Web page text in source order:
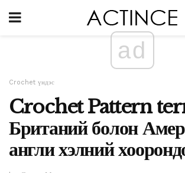
ad
Crochet үндэс
Crochet Pattern
Британий болон
англи хэлний